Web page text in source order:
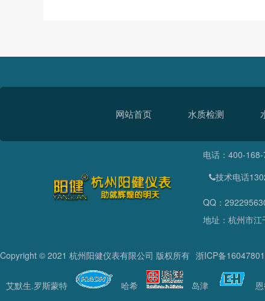
网站首页 水质检测
电话：400-
技术电话
QQ：
地址：杭州市
Copyright © 2021 杭州阳健仪表有限公司 版权所有 浙ICP备
艾默生.罗斯蒙特 哈希 岛津